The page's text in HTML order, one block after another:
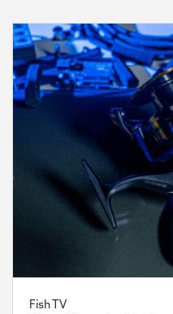
Fish TV